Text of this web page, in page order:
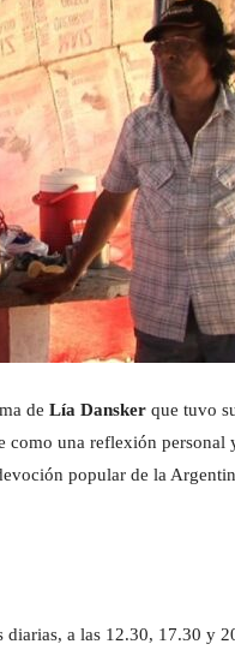
de Lía Dansker que tuvo
como una reflexión personal
popular de la
diarias, a las 12.30, 17.30 y